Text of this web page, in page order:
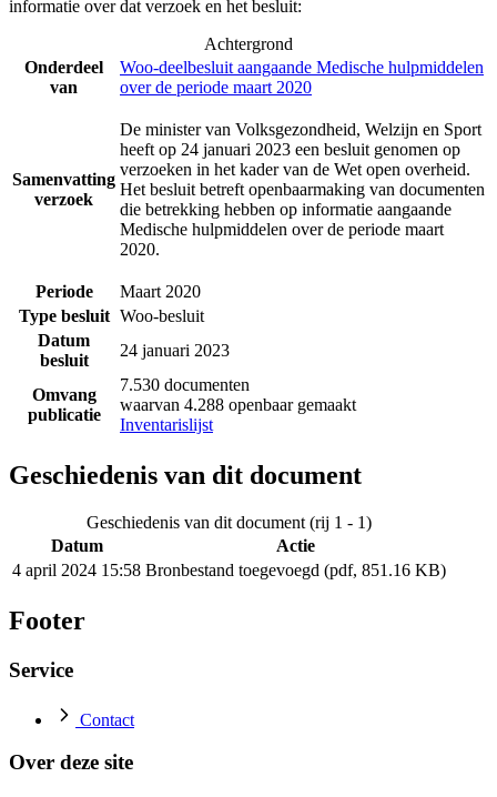
informatie over dat verzoek en het besluit:
Achtergrond
Onderdeel
van
Woo-deelbesluit aangaande Medische hulpmiddelen
over de periode maart 2020
Samenvatting
verzoek
De minister van Volksgezondheid, Welzijn en Sport
heeft op 24 januari 2023 een besluit genomen op
verzoeken in het kader van de Wet open overheid.
Het besluit betreft openbaarmaking van documenten
die betrekking hebben op informatie aangaande
Medische hulpmiddelen over de periode maart
2020.
Periode
Maart 2020
Type besluit Woo-besluit
Datum
besluit
24 januari 2023
Omvang
publicatie
7.530 documenten
waarvan 4.288 openbaar gemaakt
Inventarislijst
Geschiedenis van dit document
Geschiedenis van dit document (rij 1 - 1)
Datum
Actie
4 april 2024 15:58 Bronbestand toegevoegd (pdf, 851.16 KB)
Footer
Service
Contact
Over deze site